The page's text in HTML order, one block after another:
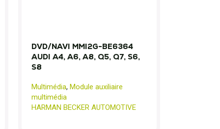
DVD/NAVI MMI2G-BE6364
AUDI A4, A6, A8, Q5, Q7, S6,
S8
Multimédia, Module auxiliaire
multimédia
HARMAN BECKER AUTOMOTIVE